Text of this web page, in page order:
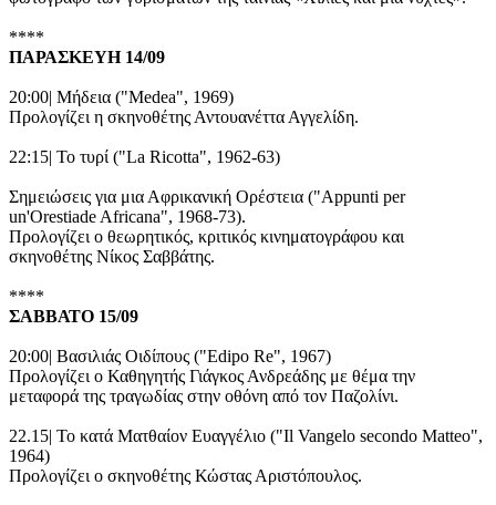
****
ΠΑΡΑΣΚΕΥΗ 14/09
20:00| Μήδεια ("Medea", 1969)
Προλογίζει η σκηνοθέτης Αντουανέττα Αγγελίδη.
22:15| Το τυρί ("La Ricotta", 1962-63)
Σημειώσεις για μια Αφρικανική Ορέστεια ("Appunti per
un'Orestiade Africana", 1968-73).
Προλογίζει ο θεωρητικός, κριτικός κινηματογράφου και
σκηνοθέτης Νίκος Σαββάτης.
****
ΣΑΒΒΑΤΟ 15/09
20:00| Βασιλιάς Οιδίπους ("Edipo Re", 1967)
Προλογίζει ο Καθηγητής Γιάγκος Ανδρεάδης με θέμα την
μεταφορά της τραγωδίας στην οθόνη από τον Παζολίνι.
22.15| Το κατά Ματθαίον Ευαγγέλιο ("Il Vangelo secondo Matteo",
1964)
Προλογίζει ο σκηνοθέτης Κώστας Αριστόπουλος.